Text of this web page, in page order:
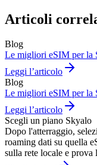
Articoli
Blog
Le migliori eSIM per la
Leggi l’articolo
Blog
Le migliori eSIM per la
Leggi l’articolo
Scegli un piano Skyalo
Dopo l'atterraggio,
roaming dati su quella
sulla rete locale e prova